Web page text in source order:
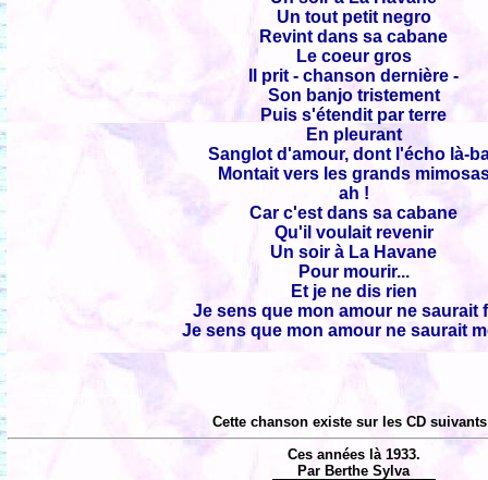
Un tout petit negro
Revint dans sa cabane
Le coeur gros
Il prit - chanson dernière -
Son banjo tristement
Puis s'étendit par terre
En pleurant
Sanglot d'amour, dont l'écho là-
Montait vers les grands
ah !
Car c'est dans sa cabane
Qu'il voulait revenir
Un soir à La Havane
Pour mourir...
Et je ne dis rien
Je sens que mon amour ne saurait
Je sens que mon amour ne saurait
Cette chanson existe sur les CD
Ces années là 1933.
Par Berthe Sylva